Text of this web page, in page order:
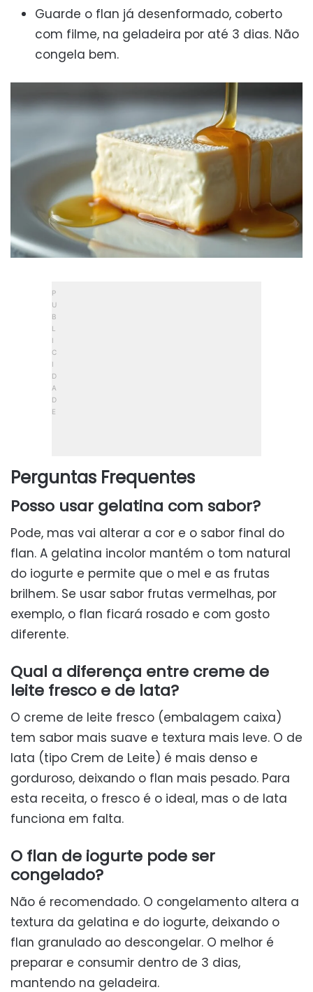
Guarde o flan já desenformado, coberto
com filme, na geladeira por até 3 dias. Não
congela bem.
Perguntas Frequentes
Posso usar gelatina com sabor?
Pode, mas vai alterar a cor e o sabor final do
flan. A gelatina incolor mantém o tom natural
do iogurte e permite que o mel e as frutas
brilhem. Se usar sabor frutas vermelhas, por
exemplo, o flan ficará rosado e com gosto
diferente.
Qual a diferença entre creme de
leite fresco e de lata?
O creme de leite fresco (embalagem caixa)
tem sabor mais suave e textura mais leve. O de
lata (tipo Crem de Leite) é mais denso e
gorduroso, deixando o flan mais pesado. Para
esta receita, o fresco é o ideal, mas o de lata
funciona em falta.
O flan de iogurte pode ser
congelado?
Não é recomendado. O congelamento altera a
textura da gelatina e do iogurte, deixando o
flan granulado ao descongelar. O melhor é
preparar e consumir dentro de 3 dias,
mantendo na geladeira.